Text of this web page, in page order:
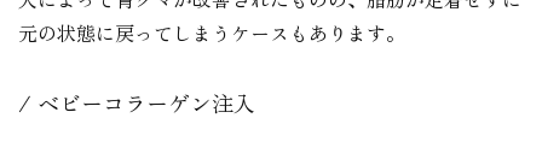
元の状態に戻ってしまうケースもあります。
ベビーコラーゲン注入